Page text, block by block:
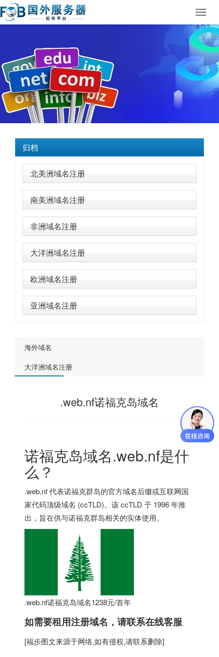
归档
北美洲域名注册
南美洲域名注册
非洲域名注册
大洋洲域名注册
欧洲域名注册
亚洲域名注册
海外域名
大洋洲域名注册
.web.nf诺福克岛域名
诺福克岛域名.web.nf是什
么？
.web.nf 代表诺福克群岛的官方域名后缀或互联网国
家代码顶级域名 (ccTLD)。该 ccTLD 于 1996 年推
出，旨在供与诺福克群岛相关的实体使用。
.web.nf诺福克岛域名1238元/首年
如需要租用注册域名 ，请联系在线客服
[福步图文来源于网络,如有侵权,请联系删除]